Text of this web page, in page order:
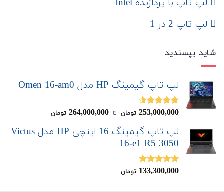
لپ تاپ با پردازنده Intel
لپ تاپ 2 در 1
شاید بپسندید
لپ تاپ گیمینگ HP مدل Omen 16-am0
نمره4.50
253,000,000 تومان ‌ تا ‌ 264,000,000 تومان
لپ تاپ گیمینگ 16 اینچی HP مدل Victus
16-e1 R5 3050
نمره5.00
133,300,000 تومان